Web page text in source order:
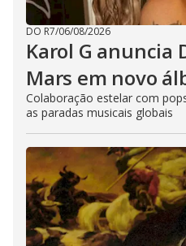
DO R7/06/08/2026
Karol G anuncia
Mars em novo
Colaboração estelar com
as paradas musicais globais